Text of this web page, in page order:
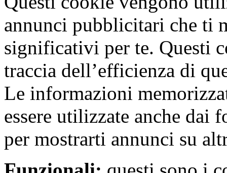
annunci pubblicitari che ti
significativi per te. Questi
traccia dell’efficienza di
Le informazioni
essere utilizzate anche
per mostrarti annunci su